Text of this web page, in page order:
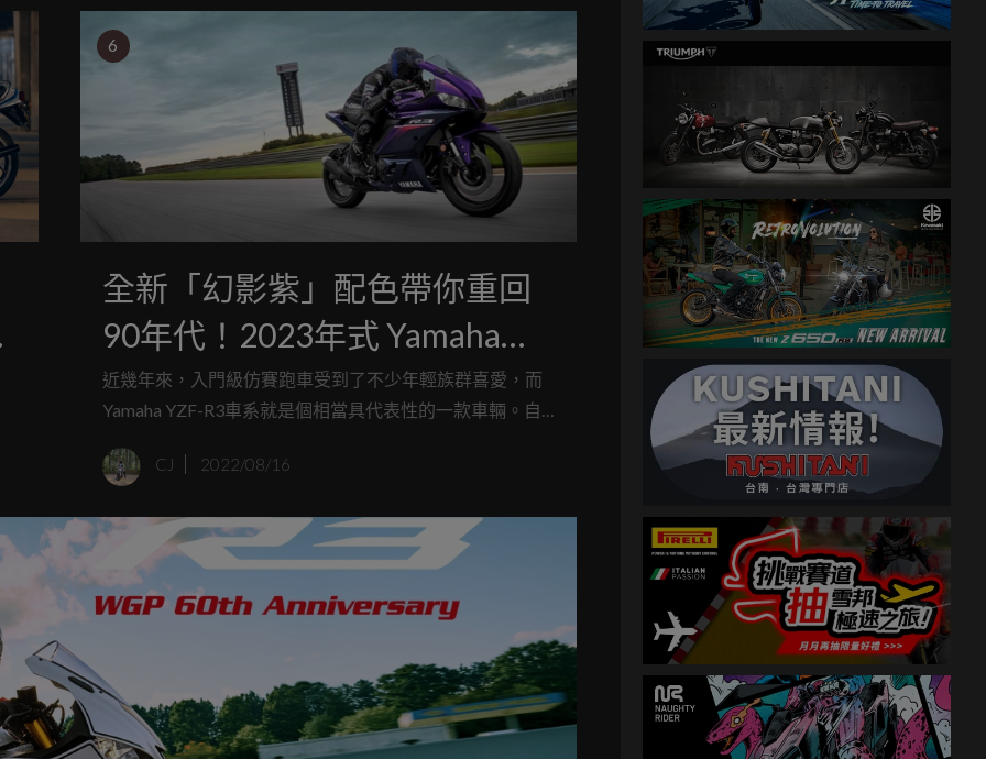
6
全新「幻影紫」配色帶你重回
90年代！2023年式 Yamaha
YZF-R3 北美正式發表
近幾年來，入門級仿賽跑車受到了不少年輕族群喜愛，而
Yamaha YZF-R3車系就是個相當具代表性的一款車輛。自
時的首選之一，而最近YZF-R3在北美市場迎來了全新塗裝
CJ 2022/08/16